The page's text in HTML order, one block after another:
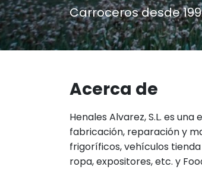
Carroceros desde
Acerca de
Henales Alvarez, S.L. es
fabricación, reparación y
frigoríficos, vehículos
ropa, expositores, etc. y